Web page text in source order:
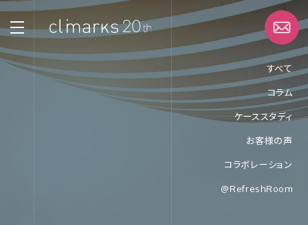
STRENGTH
すべて
コラム
ケーススタディ
お客様の声
コラボレーション
@RefreshRoom